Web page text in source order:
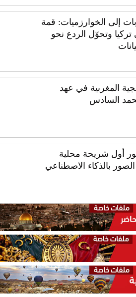
إلى الخوارزميات: قمة
تركيا وتحوّل الردع نحو
المغربية في عهد
السادس
أول شريحة محلية
بالذكاء الاصطناعي